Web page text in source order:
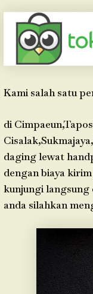
Kami salah satu
di
daging lewat
dengan biaya
kunjungi langsung
anda silahkan